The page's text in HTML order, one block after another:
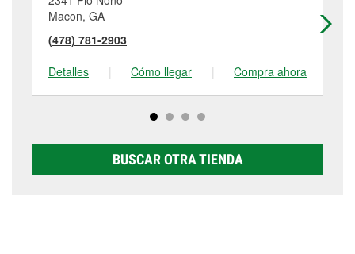
Macon, GA
(478) 781-2903
Detalles
| Cómo llegar | Compra ahora
BUSCAR OTRA TIENDA